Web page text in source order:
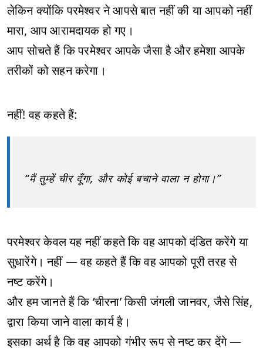
लेकिन क्योंकि परमेश्वर ने आपसे बात नहीं की या आपको नहीं
मारा, आप आरामदायक हो गए।
आप सोचते हैं कि परमेश्वर आपके जैसा है और हमेशा आपके
तरीकों को सहन करेगा।
नहीं! वह कहते हैं:
“मैं तुम्हें चीर दूँगा, और कोई बचाने वाला न होगा।”
परमेश्वर केवल यह नहीं कहते कि वह आपको दंडित करेंगे या
सुधारेंगे। नहीं — वह कहते हैं कि वह आपको पूरी तरह से
नष्ट करेंगे।
और हम जानते हैं कि ‘चीरना’ किसी जंगली जानवर, जैसे सिंह,
द्वारा किया जाने वाला कार्य है।
इसका अर्थ है कि वह आपको गंभीर रूप से नष्ट कर देंगे —